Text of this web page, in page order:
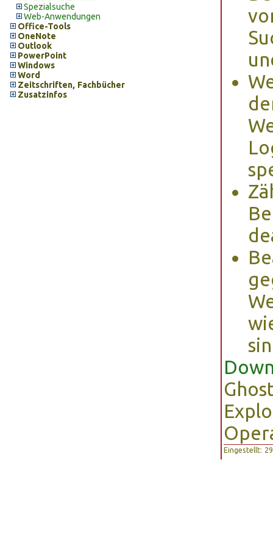
Spezialsuche
Web-Anwendungen
Office-Tools
OneNote
Outlook
PowerPoint
Windows
Word
Zeitschriften, Fachbücher
Zusatzinfos
Eingestellt: